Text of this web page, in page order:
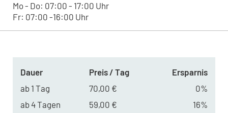
Mo - Do: 07:00 - 17:00 Uhr
Fr: 07:00 -16:00 Uhr
Dauer Preis / Tag
Ersparnis
ab 1 Tag
70,00 €
0%
ab 4 Tagen
59,00 €
16%